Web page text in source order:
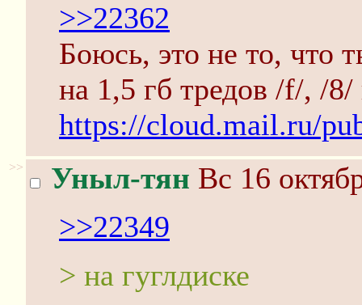
>>22362
Боюсь, это не то, что
на 1,5 гб тредов /f/, /
https://cloud.mail.ru/
>> Уныл-тян Вс 16
>>22349
> на гуглдиске